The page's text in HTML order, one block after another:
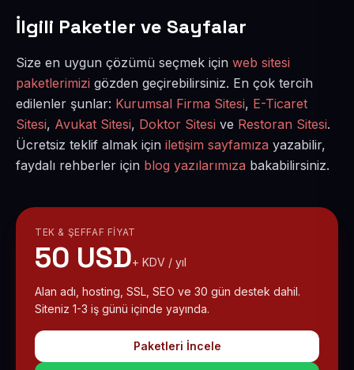
İlgili Paketler ve Sayfalar
Size en uygun çözümü seçmek için web sitesi
paketlerimizi gözden geçirebilirsiniz. En çok tercih
edilenler şunlar: Kurumsal Firma Sitesi, E-Ticaret
Sitesi, Avukat Sitesi, Doktor Sitesi ve Restoran Sitesi.
Ücretsiz teklif almak için iletişim sayfamıza yazabilir,
faydalı rehberler için blog yazılarımıza bakabilirsiniz.
TEK & ŞEFFAF FIYAT
50 USD+ KDV / yıl
Alan adı, hosting, SSL, SEO ve 30 gün destek dahil.
Siteniz 1-3 iş günü içinde yayında.
Paketleri İncele